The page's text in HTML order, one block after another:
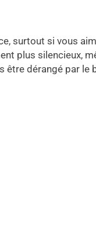
surtout si vous
plus silencieux,
être dérangé par le